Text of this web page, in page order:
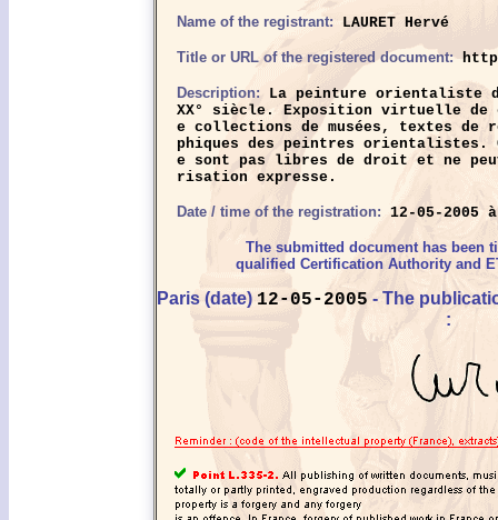
Name of the registrant:LAURET Hervé
Title or URL of the registered document:
Description: La peinture orientaliste
XX° siècle. Exposition virtuelle
e collections de musées, textes de
phiques des peintres orientalistes.
e sont pas libres de droit et ne
risation expresse.
Date / time of the registration: 12-05-2005
The submitted document has been
qualified Certification Authority and
Paris (date) 12-05-2005 - The
: